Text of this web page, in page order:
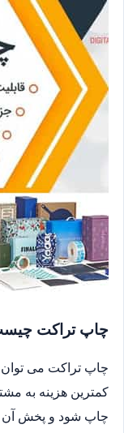
چاپ تراکت
چاپ تراکت می توان
کمترین هزینه به
چاپ شود و پخش آن